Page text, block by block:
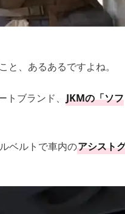
と、あるあるですよね。
ブランド、 JKMの「ソフ
ベルトで車内のアシスト